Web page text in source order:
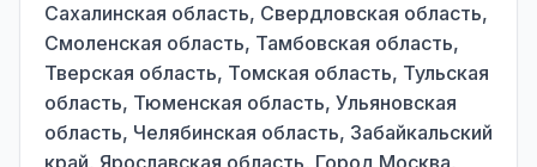
Сахалинская область, Свердловская область,
Смоленская область, Тамбовская область,
Тверская область, Томская область, Тульская
область, Тюменская область, Ульяновская
область, Челябинская область, Забайкальский
край, Ярославская область, Город Москва,